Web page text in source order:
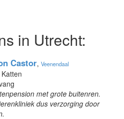
in Utrecht:
Castor, Veenendaal
met grote buitenren.
dus verzorging door